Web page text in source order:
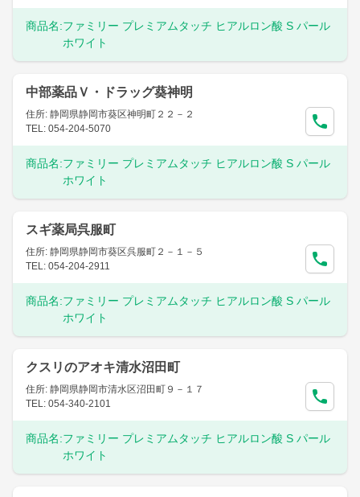
商品名:ファミリー プレミアムタッチ ヒアルロン酸 S パール
ホワイト
中部薬品Ｖ・ドラッグ葵神明
住所: 静岡県静岡市葵区神明町２２－２
TEL: 054-204-5070
商品名:ファミリー プレミアムタッチ ヒアルロン酸 S パール
ホワイト
スギ薬局呉服町
住所: 静岡県静岡市葵区呉服町２－１－５
TEL: 054-204-2911
商品名:ファミリー プレミアムタッチ ヒアルロン酸 S パール
ホワイト
クスリのアオキ清水沼田町
住所: 静岡県静岡市清水区沼田町９－１７
TEL: 054-340-2101
商品名:ファミリー プレミアムタッチ ヒアルロン酸 S パール
ホワイト